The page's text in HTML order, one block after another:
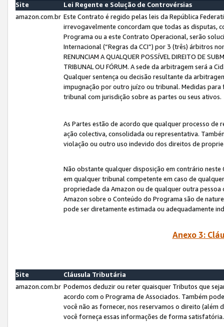
Site
Lei Regente e Solução de Controvérsias
amazon.com.br Este Contrato é regido pelas leis da República
irrevogavelmente concordam que todas as disputas,
Programa ou a este Contrato Operacional, serão
Internacional (“Regras da CCI”) por 3 (três) árbitros
RENUNCIAM A QUALQUER POSSÍVEL DIREITO DE
TRIBUNAL OU FÓRUM. A sede da arbitragem será a
Qualquer sentença ou decisão resultante da
impugnação por outro juízo ou tribunal. Medidas
tribunal com jurisdição sobre as partes ou seus ativos.
As Partes estão de acordo que qualquer processo
ação colectiva, consolidada ou representativa.
violação ou outro uso indevido dos direitos de
Não obstante qualquer disposição em contrário
em qualquer tribunal competente em caso de
propriedade da Amazon ou de qualquer outra
Amazon sobre o Conteúdo do Programa são de
pode ser diretamente estimada ou adequadamente
Anexo 3:
Site
Cláusula Tributária
amazon.com.br Podemos deduzir ou reter quaisquer Tributos que
acordo com o Programa de Associados. Também
você não as fornecer, nos reservamos o direito (além
você forneça essas informações de forma